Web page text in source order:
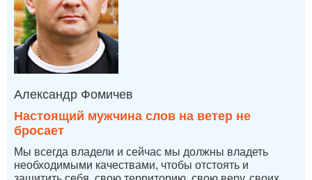
Александр Фомичев
Настоящий мужчина слов на ветер не
бросает
Мы всегда владели и сейчас мы должны владеть
необходимыми качествами, чтобы отстоять и